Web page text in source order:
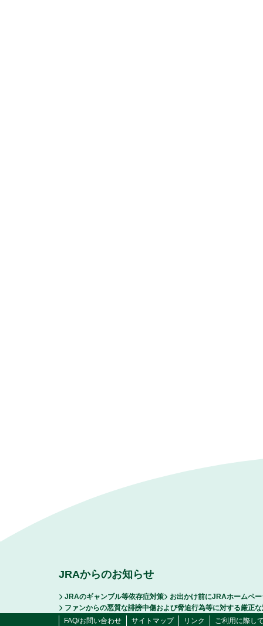
JRAからのお知らせ
JRAのギャンブル等依存症対策
お出かけ前にJRAホームペ
ファンからの悪質な誹謗中傷および脅迫行為等に対する厳正
FAQ/お問い合わせ
サイトマップ リンク ご利用に際し